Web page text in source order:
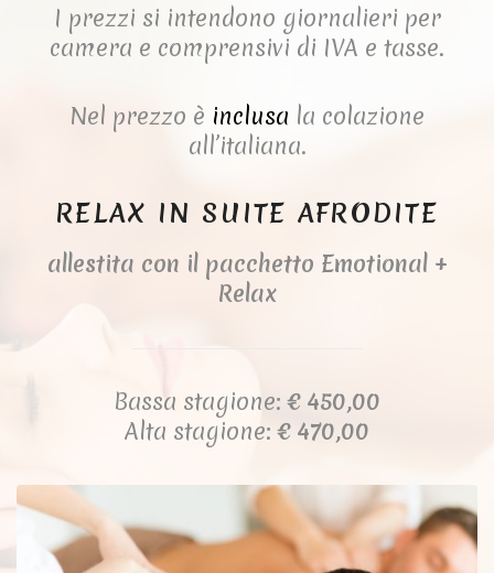
I prezzi si intendono giornalieri per
camera e comprensivi di IVA e tasse.
Nel prezzo è inclusa la colazione
all’italiana.
RELAX IN SUITE AFRODITE
allestita con il pacchetto Emotional +
Relax
Bassa stagione:€ 450,00
Alta stagione:€ 470,00